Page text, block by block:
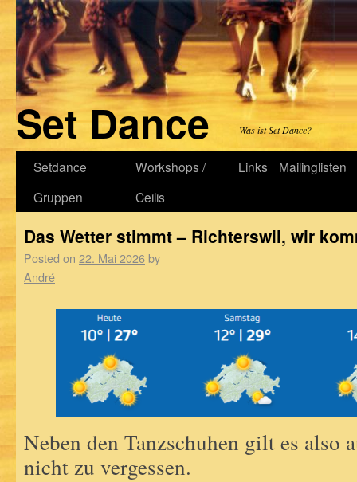
Set Dance Was ist Set Dance?
Setdance
Gruppen
Workshops /
Ceilis
Links Mailinglisten
Das Wetter stimmt – Richterswil, wir
Posted on 22. Mai 2026by
André
Neben den Tanzschuhen gilt es also
nicht zu vergessen.